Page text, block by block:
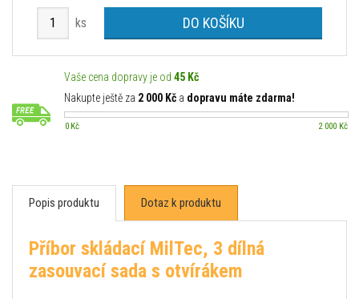
ks DO KOŠÍKU
Vaše cena dopravy je od 45 Kč
Nakupte ještě za 2 000 Kč a dopravu máte zdarma!
0 Kč 2 000 Kč
Popis produktu Dotaz k produktu
Příbor skládací MilTec, 3 dílná
zasouvací sada s otvírákem